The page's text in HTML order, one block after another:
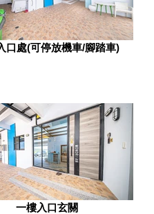
口處(可停放機車/腳踏車)
一樓入口玄關